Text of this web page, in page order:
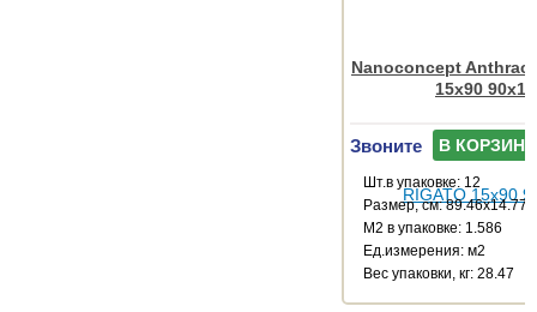
Nanoconcept
15x90 90x15
Звоните В КОРЗИНУ
Шт.в упаковке: 12
Размер, см: 89.46x14.77
М2 в упаковке: 1.586
Ед.измерения: м2
Веc упаковки, кг: 28.47